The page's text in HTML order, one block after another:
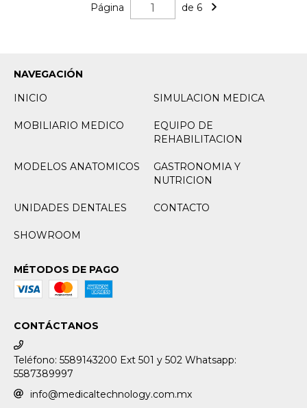
Página de 6
NAVEGACIÓN
INICIO
SIMULACION MEDICA
MOBILIARIO MEDICO
EQUIPO DE
REHABILITACION
MODELOS ANATOMICOS
GASTRONOMIA Y
NUTRICION
UNIDADES DENTALES CONTACTO
SHOWROOM
MÉTODOS DE PAGO
CONTÁCTANOS
Teléfono: 5589143200 Ext 501 y 502 Whatsapp:
5587389997
info@medicaltechnology.com.mx